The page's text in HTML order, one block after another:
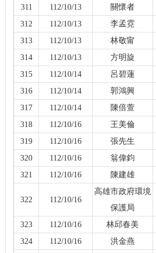
311
112/10/13 關懷者
312
112/10/13 李孟霓
313
112/10/13 林敬甯
314
112/10/13 方明旋
315
112/10/14 呂碧蓮
316
112/10/14 郭鴻興
317
112/10/14 陳倍萱
318
112/10/16 王美倫
319
112/10/16 張先生
320
112/10/16 翁偉鈞
321
112/10/16 陳建雄
322 112/10/16
高雄市政府環境
保護局
323 112/10/16 林邱春美
324
112/10/16 洪金燕